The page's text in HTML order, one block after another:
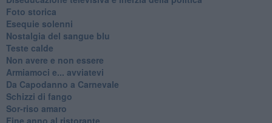
Foto storica
Esequie solenni
Nostalgia del sangue blu
Teste calde
Non avere e non essere
Armiamoci e... avviatevi
Da Capodanno a Carnevale
Schizzi di fango
Sor-riso amaro
Fine anno al ristorante